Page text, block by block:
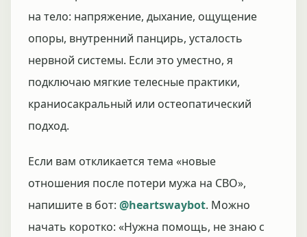
на тело: напряжение, дыхание, ощущение
опоры, внутренний панцирь, усталость
нервной системы. Если это уместно, я
подключаю мягкие телесные практики,
краниосакральный или остеопатический
подход.
Если вам откликается тема «новые
отношения после потери мужа на СВО»,
напишите в бот: @heartswaybot. Можно
начать коротко: «Нужна помощь, не знаю с